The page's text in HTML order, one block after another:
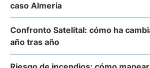
caso Almería
Confronto Satelital: cómo ha
año tras año